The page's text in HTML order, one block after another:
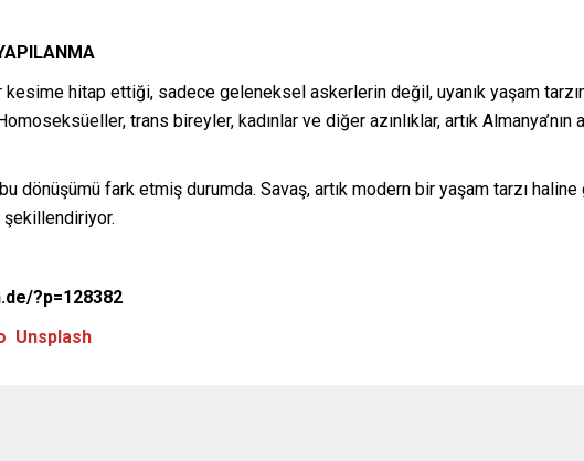
kesime hitap ettiği, sadece geleneksel askerlerin değil, uyanık yaşam
trans bireyler, kadınlar ve diğer azınlıklar, artık
dönüşümü fark etmiş durumda. Savaş, artık modern bir yaşam tarzı
şekillendiriyor.
?p=128382
Unsplash